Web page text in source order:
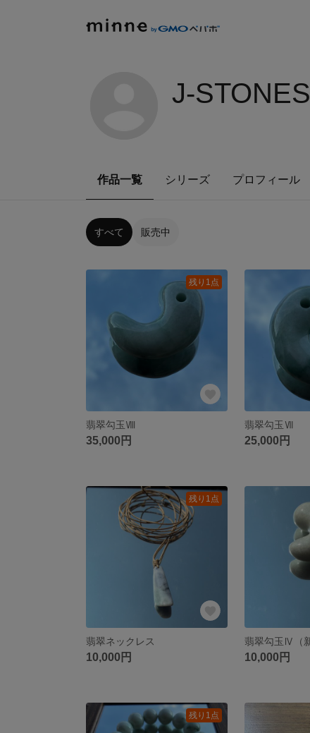
J-
作品一覧 シリーズ プロフィール
すべて 販売中
残り1点
翡翠勾玉Ⅷ
35,000円
翡翠勾玉Ⅶ
25,000円
残り1点
翡翠ネックレス
10,000円
翡翠勾玉Ⅳ（
10,000円
残り1点